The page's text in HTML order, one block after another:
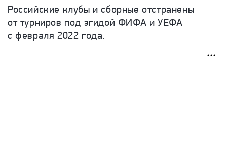
Российские клубы и сборные отстранены
от турниров под эгидой ФИФА и УЕФА
с февраля 2022 года.